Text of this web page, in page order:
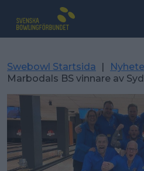
Swebowl Startsida |
Marbodals BS vinnare av